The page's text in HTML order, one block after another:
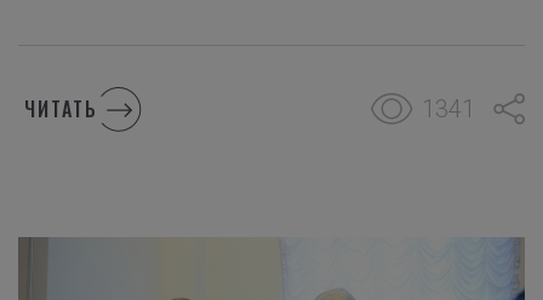
ЧИТАТЬ 1341